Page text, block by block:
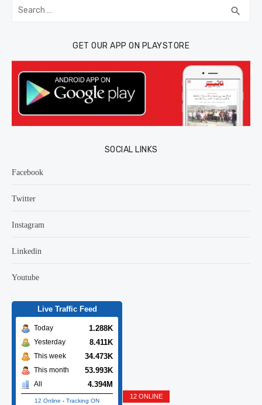
Search
for: search
GET OUR APP ON PLAYSTORE
SOCIAL LINKS
Facebook
Twitter
Instagram
Linkedin
Youtube
Live Traffic Feed
Today 1.288K
Yesterday 8.411K
This week 34.473K
This month 53.993K
All 4.394M
12 Online - Tracking ON
12 ONLINE